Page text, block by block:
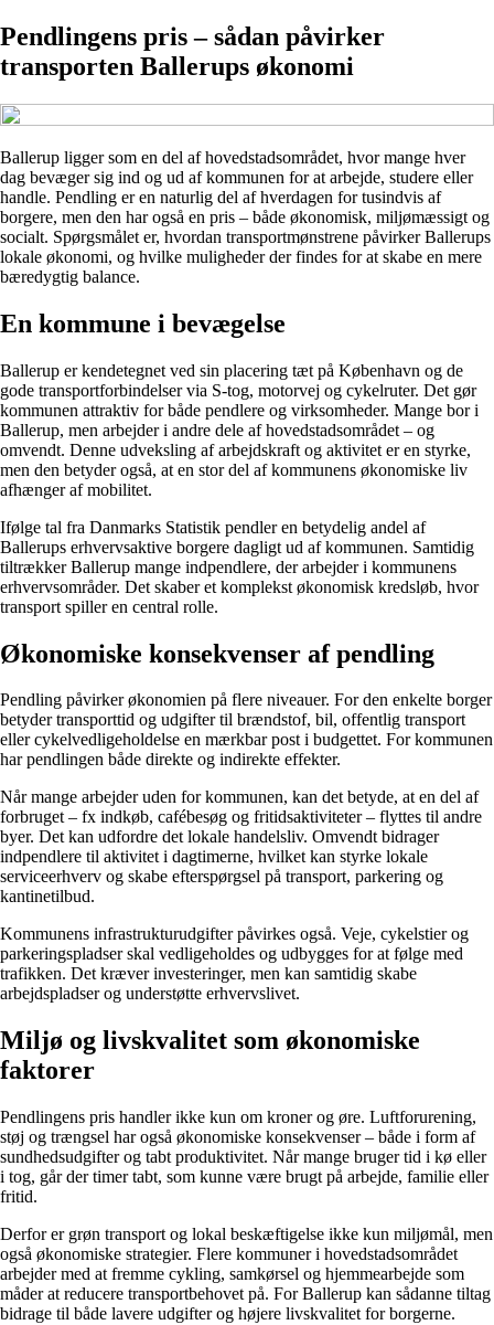
Pendlingens pris – sådan påvirker
transporten Ballerups økonomi
Ballerup ligger som en del af hovedstadsområdet, hvor mange hver
dag bevæger sig ind og ud af kommunen for at arbejde, studere eller
handle. Pendling er en naturlig del af hverdagen for tusindvis af
borgere, men den har også en pris – både økonomisk, miljømæssigt og
socialt. Spørgsmålet er, hvordan transportmønstrene påvirker Ballerups
lokale økonomi, og hvilke muligheder der findes for at skabe en mere
bæredygtig balance.
En kommune i bevægelse
Ballerup er kendetegnet ved sin placering tæt på København og de
gode transportforbindelser via S-tog, motorvej og cykelruter. Det gør
kommunen attraktiv for både pendlere og virksomheder. Mange bor i
Ballerup, men arbejder i andre dele af hovedstadsområdet – og
omvendt. Denne udveksling af arbejdskraft og aktivitet er en styrke,
men den betyder også, at en stor del af kommunens økonomiske liv
afhænger af mobilitet.
Ifølge tal fra Danmarks Statistik pendler en betydelig andel af
Ballerups erhvervsaktive borgere dagligt ud af kommunen. Samtidig
tiltrækker Ballerup mange indpendlere, der arbejder i kommunens
erhvervsområder. Det skaber et komplekst økonomisk kredsløb, hvor
transport spiller en central rolle.
Økonomiske konsekvenser af pendling
Pendling påvirker økonomien på flere niveauer. For den enkelte borger
betyder transporttid og udgifter til brændstof, bil, offentlig transport
eller cykelvedligeholdelse en mærkbar post i budgettet. For kommunen
har pendlingen både direkte og indirekte effekter.
Når mange arbejder uden for kommunen, kan det betyde, at en del af
forbruget – fx indkøb, cafébesøg og fritidsaktiviteter – flyttes til andre
byer. Det kan udfordre det lokale handelsliv. Omvendt bidrager
indpendlere til aktivitet i dagtimerne, hvilket kan styrke lokale
serviceerhverv og skabe efterspørgsel på transport, parkering og
kantinetilbud.
Kommunens infrastrukturudgifter påvirkes også. Veje, cykelstier og
parkeringspladser skal vedligeholdes og udbygges for at følge med
trafikken. Det kræver investeringer, men kan samtidig skabe
arbejdspladser og understøtte erhvervslivet.
Miljø og livskvalitet som økonomiske
faktorer
Pendlingens pris handler ikke kun om kroner og øre. Luftforurening,
støj og trængsel har også økonomiske konsekvenser – både i form af
sundhedsudgifter og tabt produktivitet. Når mange bruger tid i kø eller
i tog, går der timer tabt, som kunne være brugt på arbejde, familie eller
fritid.
Derfor er grøn transport og lokal beskæftigelse ikke kun miljømål, men
også økonomiske strategier. Flere kommuner i hovedstadsområdet
arbejder med at fremme cykling, samkørsel og hjemmearbejde som
måder at reducere transportbehovet på. For Ballerup kan sådanne tiltag
bidrage til både lavere udgifter og højere livskvalitet for borgerne.